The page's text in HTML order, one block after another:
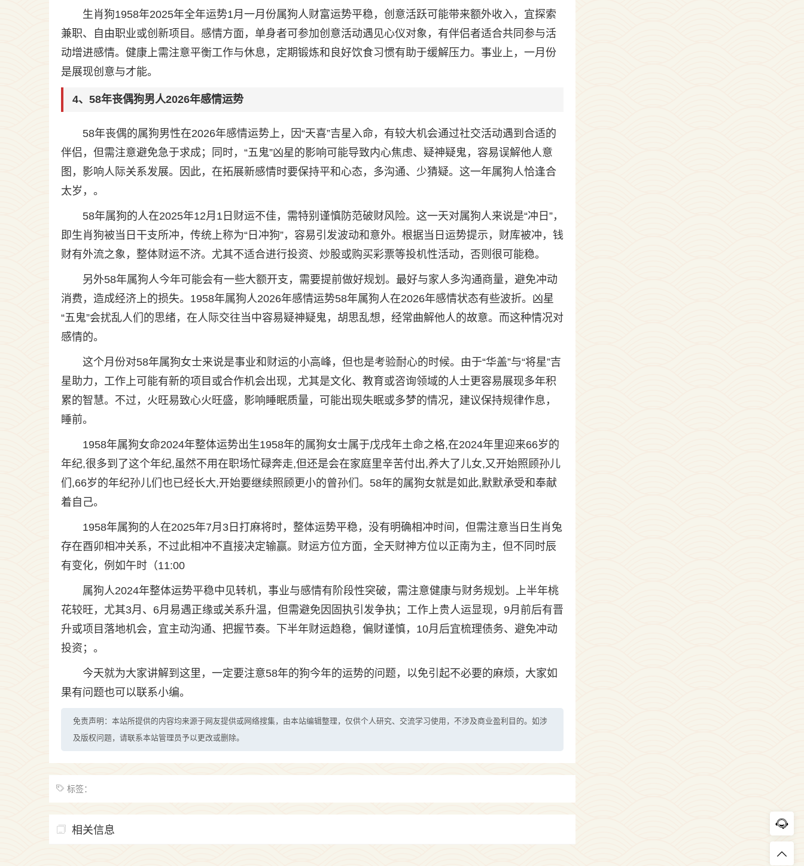
生肖狗1958年2025年全年运势1月一月份属狗人财富运势平稳，创意活跃可能带来额外收入，宜探索
兼职、自由职业或创新项目。感情方面，单身者可参加创意活动遇见心仪对象，有伴侣者适合共同参与活
动增进感情。健康上需注意平衡工作与休息，定期锻炼和良好饮食习惯有助于缓解压力。事业上，一月份
是展现创意与才能。
4、58年丧偶狗男人2026年感情运势
58年丧偶的属狗男性在2026年感情运势上，因“天喜”吉星入命，有较大机会通过社交活动遇到合适的
伴侣，但需注意避免急于求成；同时，“五鬼”凶星的影响可能导致内心焦虑、疑神疑鬼，容易误解他人意
图，影响人际关系发展。因此，在拓展新感情时要保持平和心态，多沟通、少猜疑。这一年属狗人恰逢合
太岁，。
58年属狗的人在2025年12月1日财运不佳，需特别谨慎防范破财风险。这一天对属狗人来说是“冲日”，
即生肖狗被当日干支所冲，传统上称为“日冲狗”，容易引发波动和意外。根据当日运势提示，财库被冲，钱
财有外流之象，整体财运不济。尤其不适合进行投资、炒股或购买彩票等投机性活动，否则很可能稳。
另外58年属狗人今年可能会有一些大额开支，需要提前做好规划。最好与家人多沟通商量，避免冲动
消费，造成经济上的损失。1958年属狗人2026年感情运势58年属狗人在2026年感情状态有些波折。凶星
“五鬼”会扰乱人们的思绪，在人际交往当中容易疑神疑鬼，胡思乱想，经常曲解他人的故意。而这种情况对
感情的。
这个月份对58年属狗女士来说是事业和财运的小高峰，但也是考验耐心的时候。由于“华盖”与“将星”吉
星助力，工作上可能有新的项目或合作机会出现，尤其是文化、教育或咨询领域的人士更容易展现多年积
累的智慧。不过，火旺易致心火旺盛，影响睡眠质量，可能出现失眠或多梦的情况，建议保持规律作息，
睡前。
1958年属狗女命2024年整体运势出生1958年的属狗女士属于戊戌年土命之格,在2024年里迎来66岁的
年纪,很多到了这个年纪,虽然不用在职场忙碌奔走,但还是会在家庭里辛苦付出,养大了儿女,又开始照顾孙儿
们,66岁的年纪孙儿们也已经长大,开始要继续照顾更小的曾孙们。58年的属狗女就是如此,默默承受和奉献
着自己。
1958年属狗的人在2025年7月3日打麻将时，整体运势平稳，没有明确相冲时间，但需注意当日生肖兔
存在酉卯相冲关系，不过此相冲不直接决定输赢。财运方位方面，全天财神方位以正南为主，但不同时辰
有变化，例如午时（11:00
属狗人2024年整体运势平稳中见转机，事业与感情有阶段性突破，需注意健康与财务规划。上半年桃
花较旺，尤其3月、6月易遇正缘或关系升温，但需避免因固执引发争执；工作上贵人运显现，9月前后有晋
升或项目落地机会，宜主动沟通、把握节奏。下半年财运趋稳，偏财谨慎，10月后宜梳理债务、避免冲动
投资；。
今天就为大家讲解到这里，一定要注意58年的狗今年的运势的问题，以免引起不必要的麻烦，大家如
果有问题也可以联系小编。
免责声明：本站所提供的内容均来源于网友提供或网络搜集，由本站编辑整理，仅供个人研究、交流学习使用，不涉及商业盈利目的。如涉
及版权问题，请联系本站管理员予以更改或删除。
标签：
相关信息